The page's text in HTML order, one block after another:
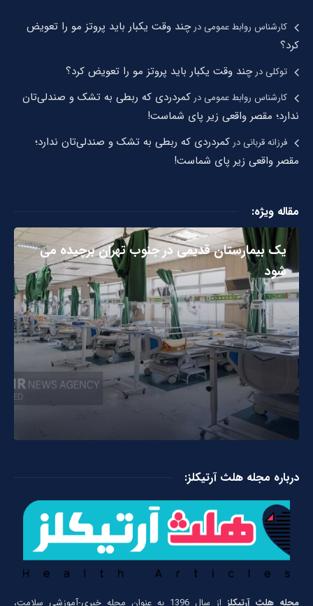
کارشناس روابط عمومیدرچند وقت یکبار باید پروتز مو را تعویض
کرد؟
توکلیدرچند وقت یکبار باید پروتز مو را تعویض کرد؟
کارشناس روابط عمومیدر کمردردی که ربطی به تشک و صندلی‌تان
ندارد؛ مقصر واقعی زیر پای شماست!
فرزانه قربانیدر کمردردی که ربطی به تشک و صندلی‌تان ندارد؛
مقصر واقعی زیر پای شماست!
مقاله ویژه:
یک بیمارستان قدیمی در جنوب تهران برچیده می
شود
درباره مجله هلث آرتیکلز:
مجله هلث آرتیکلز از سال 1396 به عنوان مجله خبری-آموزشی سلامت،